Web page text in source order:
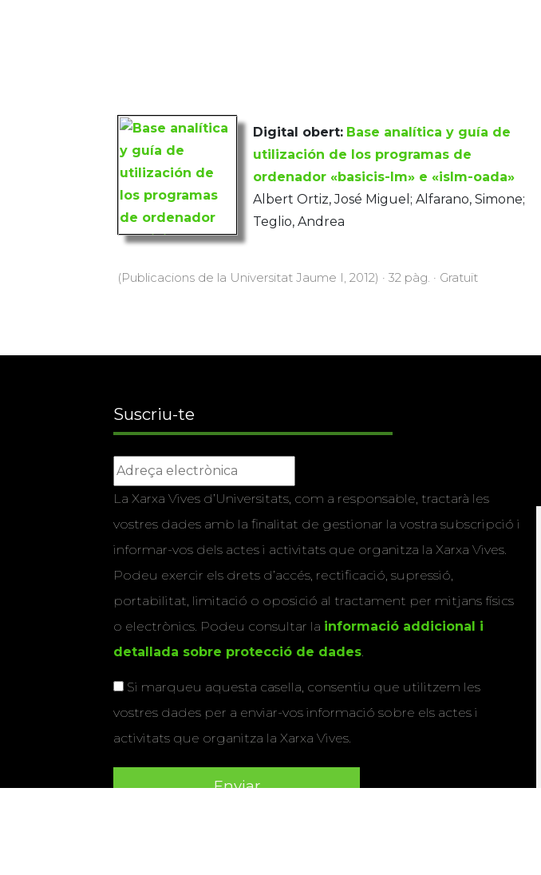
Digital obert: Base analítica y guía de
utilización de los programas de
ordenador «basicis-lm» e «islm-oada»
Albert Ortiz, José Miguel; Alfarano, Simone;
Teglio, Andrea
(Publicacions de la Universitat Jaume I, 2012) · 32 pàg. · Gratuït
Suscriu-te
La Xarxa Vives d’Universitats, com a responsable, tractarà les
vostres dades amb la finalitat de gestionar la vostra subscripció i
informar-vos dels actes i activitats que organitza la Xarxa Vives.
Podeu exercir els drets d’accés, rectificació, supressió,
portabilitat, limitació o oposició al tractament per mitjans físics
o electrònics. Podeu consultar la informació addicional i
detallada sobre protecció de dades
Si marqueu aquesta casella, consentiu que utilitzem les
vostres dades per a enviar-vos informació sobre els actes i
activitats que organitza la Xarxa Vives.